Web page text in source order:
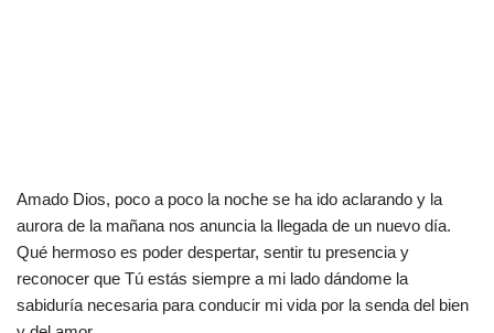
Amado Dios, poco a poco la noche se ha ido aclarando y la
aurora de la mañana nos anuncia la llegada de un nuevo día.
Qué hermoso es poder despertar, sentir tu presencia y
reconocer que Tú estás siempre a mi lado dándome la
sabiduría necesaria para conducir mi vida por la senda del bien